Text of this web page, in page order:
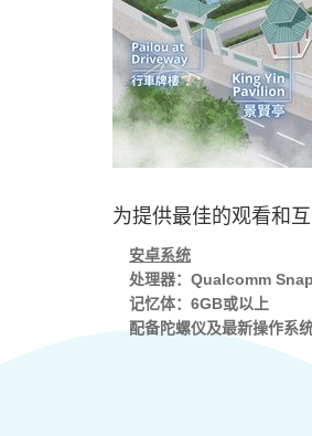
为提供最佳的观看和
安卓系统
处理器：Qualcomm
记忆体：6GB或以上
配备陀螺仪及最新操作系